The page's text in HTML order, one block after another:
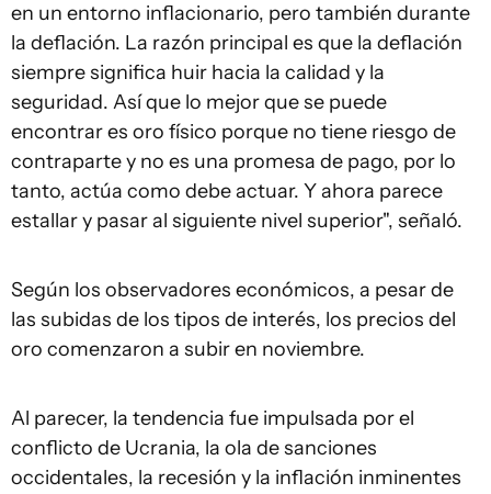
en un entorno inflacionario, pero también durante
la deflación. La razón principal es que la deflación
siempre significa huir hacia la calidad y la
seguridad. Así que lo mejor que se puede
encontrar es oro físico porque no tiene riesgo de
contraparte y no es una promesa de pago, por lo
tanto, actúa como debe actuar. Y ahora parece
estallar y pasar al siguiente nivel superior", señaló.
Según los observadores económicos, a pesar de
las subidas de los tipos de interés, los precios del
oro comenzaron a subir en noviembre.
Al parecer, la tendencia fue impulsada por el
conflicto de Ucrania, la ola de sanciones
occidentales, la recesión y la inflación inminentes